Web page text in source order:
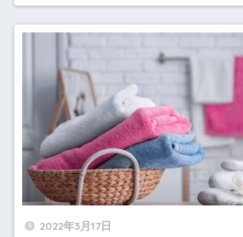
2022年3月17日